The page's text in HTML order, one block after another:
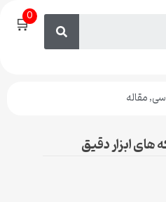
🛒0
,مقاله
های ابزار دقیق